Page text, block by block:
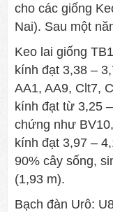
cho các giống
Nai). Sau một
Keo lai giống
kính đạt 3,38 –
AA1, AA9, Clt7,
kính đạt từ 3,25
chứng như
kính đạt 3,97 –
90% cây sống,
(1,93 m).
Bạch đàn Urô: